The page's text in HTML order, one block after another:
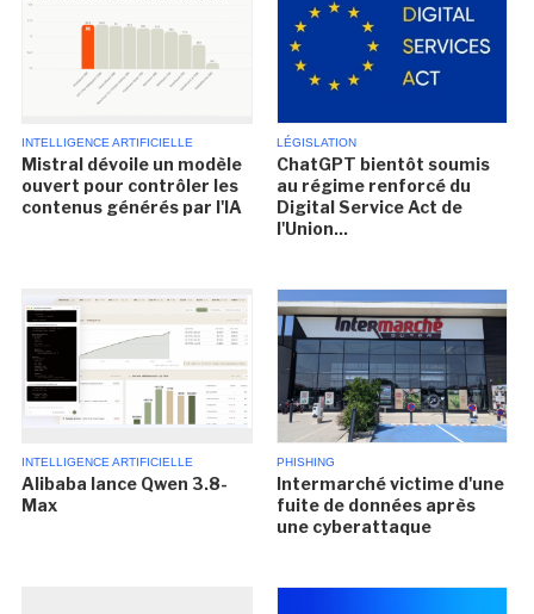
INTELLIGENCE ARTIFICIELLE
Mistral dévoile un modèle
ouvert pour contrôler les
contenus générés par l'IA
LÉGISLATION
ChatGPT bientôt soumis
au régime renforcé du
Digital Service Act de
l'Union...
INTELLIGENCE ARTIFICIELLE
Alibaba lance Qwen 3.8-
Max
PHISHING
Intermarché victime d'une
fuite de données après
une cyberattaque